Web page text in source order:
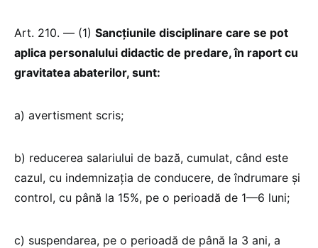
Art. 210. — (1) Sancțiunile disciplinare care se pot
aplica personalului didactic de predare, în raport cu
gravitatea abaterilor, sunt:
a) avertisment scris;
b) reducerea salariului de bază, cumulat, când este
cazul, cu indemnizația de conducere, de îndrumare și
control, cu până la 15%, pe o perioadă de 1—6 luni;
c) suspendarea, pe o perioadă de până la 3 ani, a